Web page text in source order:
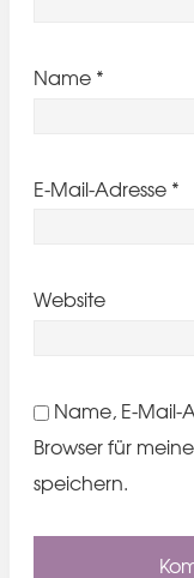
Name *
E-Mail-Adresse *
Website
Name, E-Mail-
Browser für
speichern.